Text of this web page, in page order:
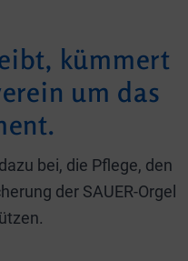
kümmert
um das
bei, die Pflege, den
der SAUER-Orgel